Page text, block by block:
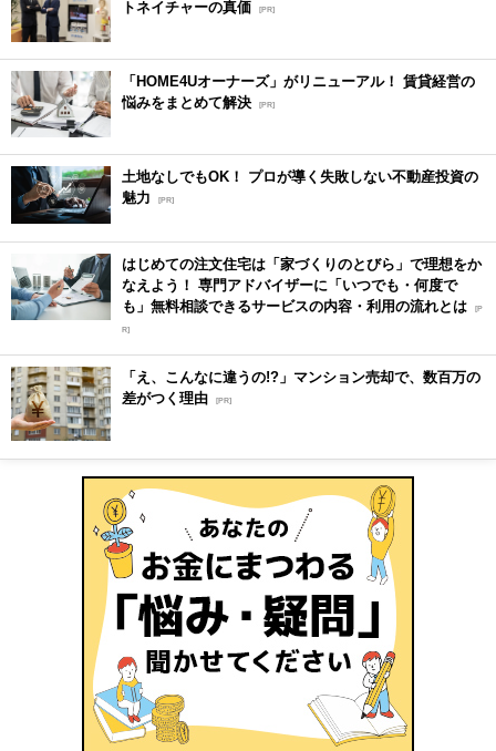
トネイチャーの真価 [PR]
「HOME4Uオーナーズ」がリニューアル！ 賃貸経営の
悩みをまとめて解決 [PR]
土地なしでもOK！ プロが導く失敗しない不動産投資の
魅力
[PR]
はじめての注文住宅は「家づくりのとびら」で理想をか
なえよう！ 専門アドバイザーに「いつでも・何度で
も」無料相談できるサービスの内容・利用の流れとは [P
R]
「え、こんなに違うの!?」マンション売却で、数百万の
差がつく理由 [PR]